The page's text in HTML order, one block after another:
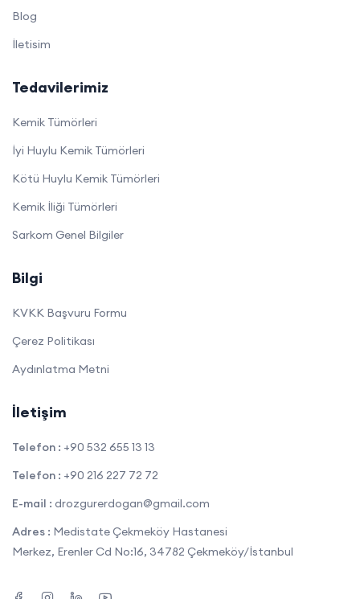
Blog
İletisim
Tedavilerimiz
Kemik Tümörleri
İyi Huylu Kemik Tümörleri
Kötü Huylu Kemik Tümörleri
Kemik İliği Tümörleri
Sarkom Genel Bilgiler
Bilgi
KVKK Başvuru Formu
Çerez Politikası
Aydınlatma Metni
İletişim
Telefon : +90 532 655 13 13
Telefon : +90 216 227 72 72
E-mail : drozgurerdogan@gmail.com
Adres : Medistate Çekmeköy Hastanesi
Merkez, Erenler Cd No:16, 34782 Çekmeköy/İstanbul